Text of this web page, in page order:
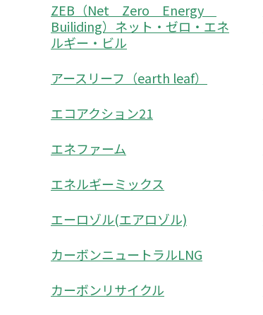
ZEB（Net Zero Energy
Builiding）ネット・ゼロ・エネ
ルギー・ビル
アースリーフ（earth leaf）
エコアクション21
エネファーム
エネルギーミックス
エーロゾル(エアロゾル)
カーボンニュートラルLNG
カーボンリサイクル